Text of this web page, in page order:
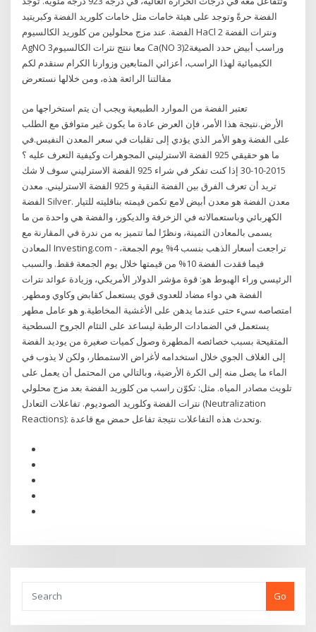
الفضة حرةً وتوجد على هيئة خامات مثل خامات كلوريد الفضة وكبريتيد
الفضة. عند مزج محلولين من كلوريد الكالسيوم HaCl 2 ونترات الفضة
AgNO 3معا ننتج نترات الكالسيوم Ca(NO 3)2وراسب أبيض حدد الصيغة
الكيميائية لهذا الراسب، أعزائي المتابعين وزوارنا الكرام سنقدم لكم
مقالتنا الرائعة هذه، ومن خلالها نستعرض
تعتبر الفضة من الموارد الطبيعية ويجب أن يتم استخراجها من
الأرض.نتيجة هذا الأمر، فإن العرض عادة ما يكون غير متوافق مع الطلب
على الفضة وهو الأمر الذي يؤدي إلى تقلبات في سعر المعدن النفيس.في
ما هو حقيقي 925 الفضة الاسترليني المجوهرات وكيفية التعرف عليه ؟
2015-10-30 إذا كنت تفكر في شراء 925 الفضة الاسترليني سوف لا شك
تريد أن تعرف الفرق بين الفضة النقية و 925 الفضة الاسترليني. معدن
الفضة Silver. معدن الفضة هو معدن أبيض لامع تكمن قيمته بناقليته للتيار
الكهربائي وباستعمالاته في الزخرفة والديكور، والفضة هي واحدة من ما
يسمى بالمعادن الثمينة، ونظرًا لما تتميز به من ندرة في المقارنة مع
المعادن Investing.com - تراجعت أسعار الذهب بنسب 4% يوم الجمعة،
فيما فقدت الفضة 10% من قيمتها خلال يوم الجمعة فقط. والسبب
الرئيسي وراء الهبوط هو: قوة مؤشر الدولار الأمريكي، وزيادة عوائد نترات
الفضة هي دواء مضاد للعدوى قوي يستعمل كقابض وكاوي ومطهر.
امتصاصه سيء حتى عندما يدهن على الأغشية المخاطية.و هو عامل مطهر
يستعمل في الضمادات الرطبة ليساعد على التئام الجروح السطحية
المتقيحة بسبب خصائصه المطهرة وصول كميات صغيرة من يوديد الفضة
إلى الغلاف الجوي خلال استخدامه لأغراض الاستمطار، ولكن لا يذوب في
الماء ما يصل منه إلى الكرة الأرضية، وبالتالي من المحتمل أن يعمل على
تلويث مصادر المياه. مثل: تكوّن راسب من كلوريد الفضة بعد مزج محلولي
نترات الفضة وكلوريد الصوديوم. تفاعلات التعادل (Neutralization
Reactions): وتحدث هذه التفاعلات نتيجة تفاعل حمض مع قاعدة.
Go